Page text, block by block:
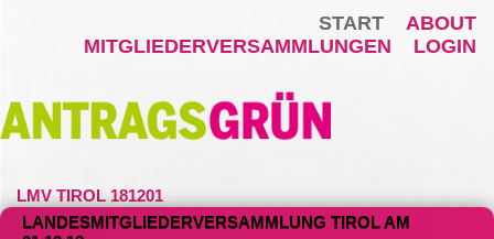
START
ABOUT
MITGLIEDERVERSAMMLUNGEN
LOGIN
LMV TIROL 181201
LANDESMITGLIEDERVERSAMMLUNG TIROL AM